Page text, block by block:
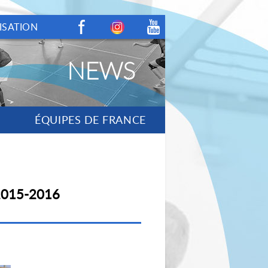
ÉQUIPES DE FRANCE
Facebook InstagramYoutube
NEWS
2016